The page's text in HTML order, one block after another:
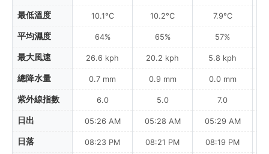
最低溫度
平均濕度
最大風速
總降水量
紫外線指數
日出
日落
10.1°C
64%
26.6 kph
0.7 mm
6.0
05:26 AM
08:23 PM
10.2°C
65%
20.2 kph
0.9 mm
5.0
05:28 AM
08:21 PM
7.9°C
57%
5.8 kph
0.0 mm
7.0
05:29 AM
08:19 PM